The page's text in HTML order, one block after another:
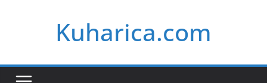
Kuharica.com